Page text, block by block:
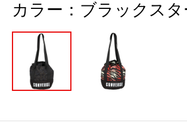
カラー： ブラックスタ